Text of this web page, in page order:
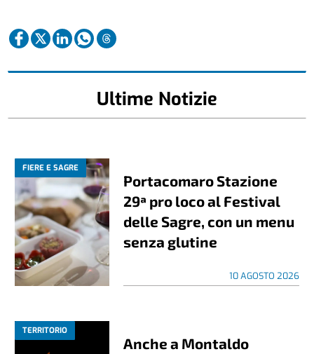
Ultime Notizie
FIERE E SAGRE
Portacomaro Stazione
29ª pro loco al Festival
delle Sagre, con un menu
senza glutine
10 AGOSTO 2026
TERRITORIO
Anche a Montaldo